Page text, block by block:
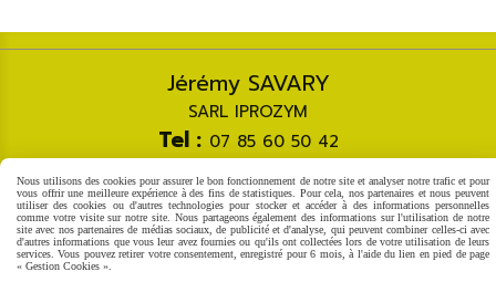
Jérémy SAVARY
SARL IPROZYM
Tel : 07 85 60 50 42
Courriel : [email protected]
Facebook est désactivé. Autoriser
Mentions Légales Gestion cookies
Mon Compte
Nous utilisons des cookies pour assurer le bon fonctionnement de notre site et analyser notre trafic et pour
vous offrir une meilleure expérience à des fins de statistiques. Pour cela, nos partenaires et nous peuvent
utiliser des cookies ou d'autres technologies pour stocker et accéder à des informations personnelles
comme votre visite sur notre site. Nous partageons également des informations sur l'utilisation de notre
site avec nos partenaires de médias sociaux, de publicité et d'analyse, qui peuvent combiner celles-ci avec
d'autres informations que vous leur avez fournies ou qu'ils ont collectées lors de votre utilisation de leurs
services. Vous pouvez retirer votre consentement, enregistré pour 6 mois, à l'aide du lien en pied de page
« Gestion Cookies ».